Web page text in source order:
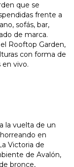
que se
frente a
sofás, bar,
de marca.
Rooftop Garden,
con forma de
vivo.
la vuelta de un
en
Victoria de
de Avalón,
bronce,